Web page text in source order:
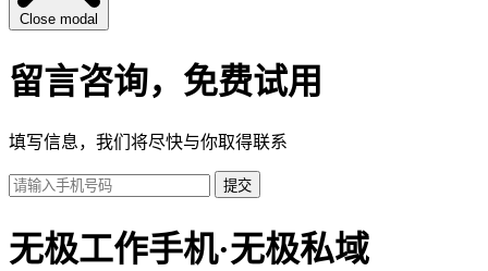
Close modal
留言咨询，免费试用
填写信息，我们将尽快与你取得联系
提交
无极工作手机·无极私域